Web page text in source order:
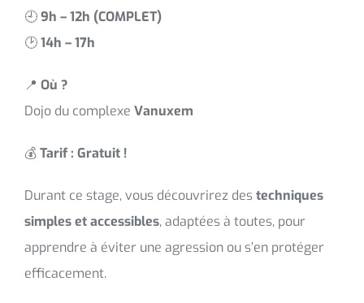
🕘9h – 12h (COMPLET)
🕑14h – 17h
📍 Où ?
Dojo du complexe Vanuxem
💰Tarif : Gratuit !
Durant ce stage, vous découvrirez destechniques
simples et accessibles, adaptées à toutes, pour
apprendre à éviter une agression ou s’en protéger
efficacement.